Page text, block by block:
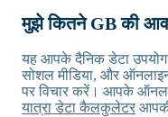
मुझे कितने GB की
यह आपके दैनिक डेटा उपयोग
सोशल मीडिया, और
पर विचार करें। आपके
यात्रा डेटा कैलकुलेटर